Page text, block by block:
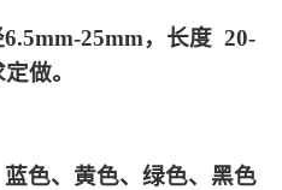
25mm，长度 20-
做。
色、黄色、绿色、黑色